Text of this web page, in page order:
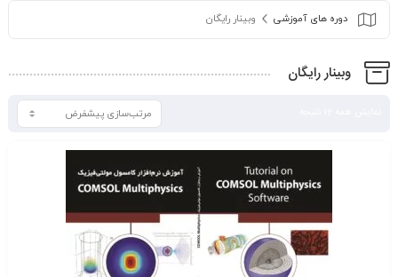
دوره های آموزشی وبینار رایگان
وبینار رایگان